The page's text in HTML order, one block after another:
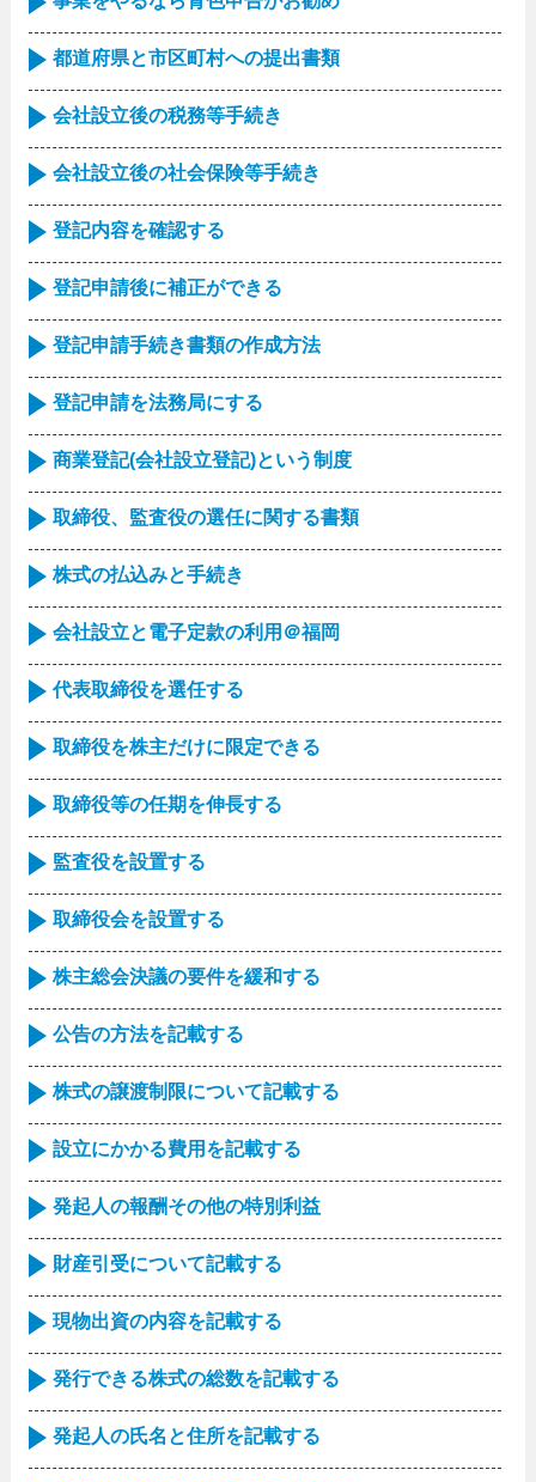
都道府県と市区町村への提出書類
会社設立後の税務等手続き
会社設立後の社会保険等手続き
登記内容を確認する
登記申請後に補正ができる
登記申請手続き書類の作成方法
登記申請を法務局にする
商業登記(会社設立登記)という制度
取締役、監査役の選任に関する書類
株式の払込みと手続き
会社設立と電子定款の利用＠福岡
代表取締役を選任する
取締役を株主だけに限定できる
取締役等の任期を伸長する
監査役を設置する
取締役会を設置する
株主総会決議の要件を緩和する
公告の方法を記載する
株式の譲渡制限について記載する
設立にかかる費用を記載する
発起人の報酬その他の特別利益
財産引受について記載する
現物出資の内容を記載する
発行できる株式の総数を記載する
発起人の氏名と住所を記載する